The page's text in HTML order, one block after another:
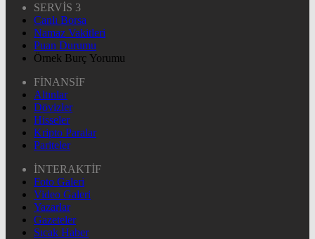
SERVİS 3
Canlı Borsa
Namaz Vakitleri
Puan Durumu
Örnek Burç Yorumu
FİNANSİF
Altınlar
Dövizler
Hisseler
Kripto Paralar
Pariteler
İNTERAKTİF
Foto Galeri
Video Galeri
Yazarlar
Gazeteler
Sıcak Haber